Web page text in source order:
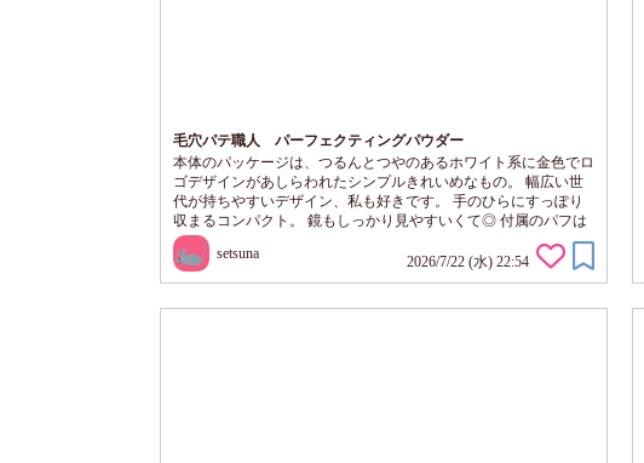
毛穴パテ職人 パーフェクティングパウダー
本体のパッケージは、つるんとつやのあるホワイト系に金色でロ
ゴデザインがあしらわれたシンプルきれいめなもの。 幅広い世
代が持ちやすいデザイン、私も好きです。 手のひらにすっぽり
収まるコンパクト。 鏡もしっかり見やすいくて◎ 付属のパフは
ふわっと肌あたりよく、パウダーの含みも良い。 軽いタッチで
塗布、さらさらな使い心地。 部分的に重ねてパウダーをつける
と、ふんわりぼかしのようになっていく。 クリアベージュのカ
setsuna 2026/7/22 (水) 22:54